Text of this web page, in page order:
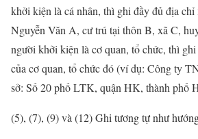
khởi kiện là cá nhân, thì ghi đầy đủ địa
Nguyễn Văn A, cư trú tại thôn B, xã C,
người khởi kiện là cơ quan, tổ chức, thì
của cơ quan, tổ chức đó (ví dụ: Công ty
sở: Số 20 phố LTK, quận HK, thành phố
(5), (7), (9) và (12) Ghi tương tự như